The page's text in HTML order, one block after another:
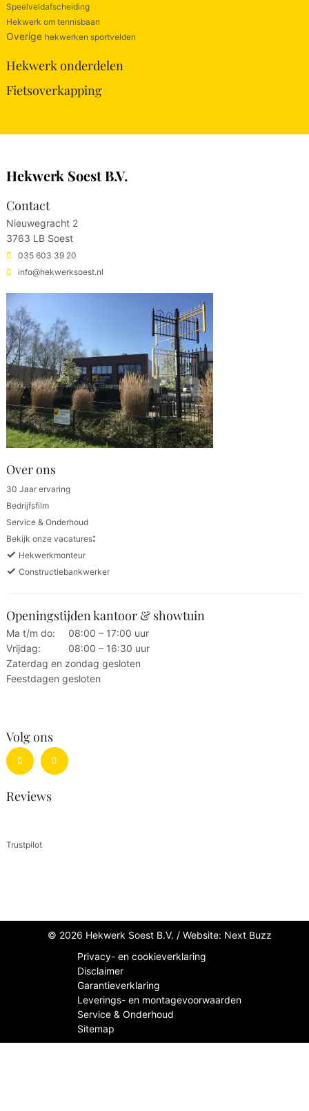
Speelveldafscheiding
Hekwerk om tennisbaan
Overige hekwerken sportvelden
Hekwerk onderdelen
Fietsoverkapping
Hekwerk Soest B.V.
Contact
Nieuwegracht 2
3763 LB Soest
035 603 39 20
info@hekwerksoest.nl
Over ons
30 Jaar ervaring
Bedrijfsfilm
Service & Onderhoud
Bekijk onze vacatures:
✓ Hekwerkmonteur
✓ Constructiebankwerker
Openingstijden kantoor & showtuin
Ma t/m do:
08:00 – 17:00 uur
Vrijdag:
08:00 – 16:30 uur
Zaterdag en zondag gesloten
Feestdagen gesloten
Volg ons
Reviews
Trustpilot
© 2026 Hekwerk Soest B.V. / Website: Next Buzz
Privacy- en cookieverklaring
Disclaimer
Garantieverklaring
Leverings- en montagevoorwaarden
Service & Onderhoud
Sitemap